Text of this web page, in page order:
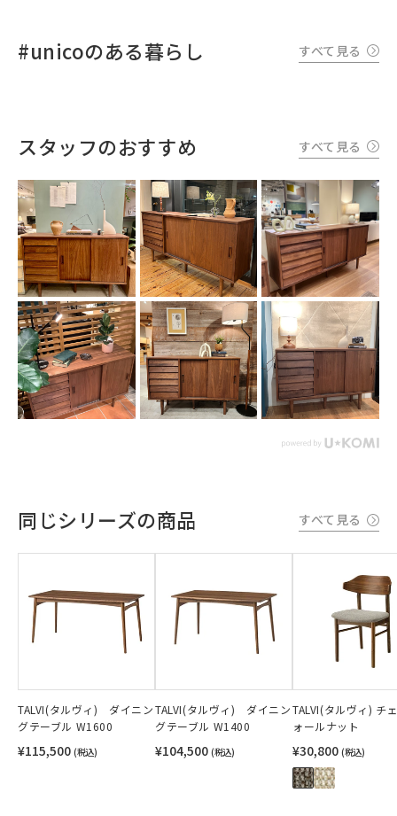
#unicoのある暮らし すべて見る
スタッフのおすすめ すべて見る
同じシリーズの商品 すべて見る
TALVI(タルヴィ) ダイニン
グテーブル W1600
¥115,500 (税込)
TALVI(タルヴィ) ダイニン
グテーブル W1400
¥104,500 (税込)
TALVI(タルヴィ) チ
ォールナット
¥30,800 (税込)